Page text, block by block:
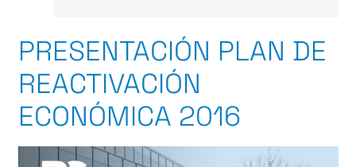
PRESENTACIÓN PLAN DE
REACTIVACIÓN
ECONÓMICA 2016